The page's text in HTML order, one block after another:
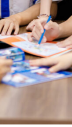
đảm bảo
2024